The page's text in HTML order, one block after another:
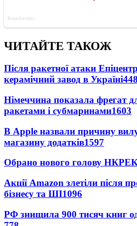
ЧИТАЙТЕ ТАКОЖ
Після ракетної атаки
керамічний завод в Україні
Німеччина показала фрегат
ракетами і субмаринами1603
В Apple назвали причину
магазину додатків1597
Обрано нового голову
Акції Amazon злетіли після
бізнесу та ШІ1096
РФ знищила 900 тисяч книг